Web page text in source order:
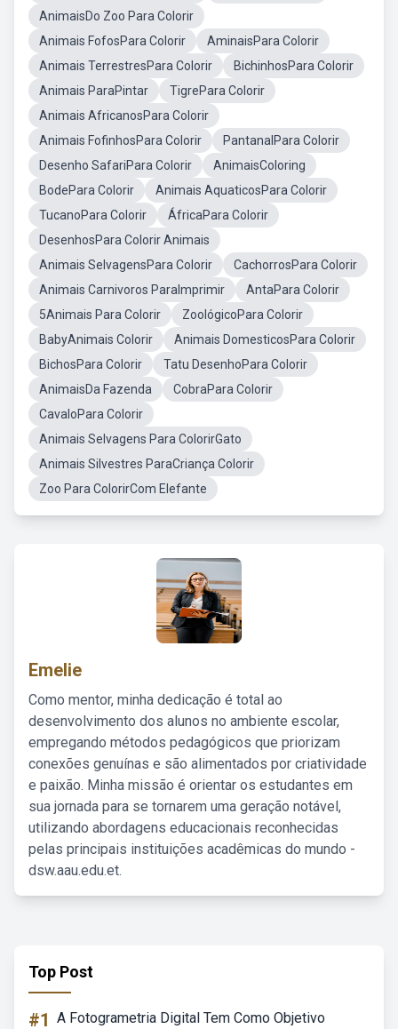
AnimaisDo Zoo Para Colorir
Animais FofosPara Colorir
AminaisPara Colorir
Animais TerrestresPara Colorir
BichinhosPara Colorir
Animais ParaPintar
TigrePara Colorir
Animais AfricanosPara Colorir
Animais FofinhosPara Colorir
PantanalPara Colorir
Desenho SafariPara Colorir
AnimaisColoring
BodePara Colorir
Animais AquaticosPara Colorir
TucanoPara Colorir
ÁfricaPara Colorir
DesenhosPara Colorir Animais
Animais SelvagensPara Colorir
CachorrosPara Colorir
Animais Carnivoros ParaImprimir
AntaPara Colorir
5Animais Para Colorir
ZoológicoPara Colorir
BabyAnimais Colorir
Animais DomesticosPara Colorir
BichosPara Colorir
Tatu DesenhoPara Colorir
AnimaisDa Fazenda
CobraPara Colorir
CavaloPara Colorir
Animais Selvagens Para ColorirGato
Animais Silvestres ParaCriança Colorir
Zoo Para ColorirCom Elefante
Emelie
Como mentor, minha dedicação é total ao
desenvolvimento dos alunos no ambiente escolar,
empregando métodos pedagógicos que priorizam
conexões genuínas e são alimentados por criatividade
e paixão. Minha missão é orientar os estudantes em
sua jornada para se tornarem uma geração notável,
utilizando abordagens educacionais reconhecidas
pelas principais instituições acadêmicas do mundo -
dsw.aau.edu.et.
Top Post
#1 A Fotogrametria Digital Tem Como Objetivo